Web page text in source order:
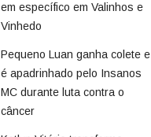
em específico em Valinhos e
Vinhedo
Pequeno Luan ganha colete e
é apadrinhado pelo Insanos
MC durante luta contra o
câncer